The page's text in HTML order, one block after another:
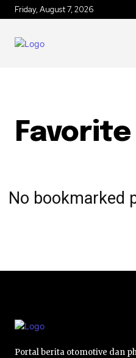
Friday, August 7, 2026
No bookmarked
Portal berita otomotive dan